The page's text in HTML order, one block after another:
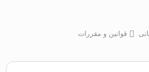
قوانین و مقررات